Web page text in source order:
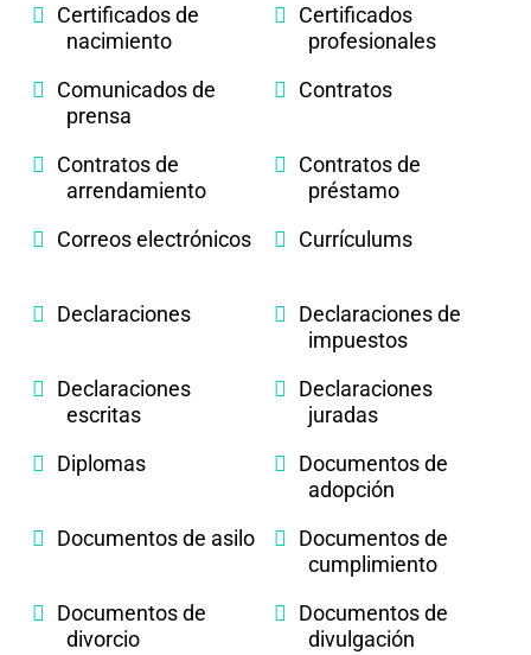
Certificados de
nacimiento
Certificados
profesionales
Comunicados de
prensa
Contratos
Contratos de
arrendamiento
Contratos de
préstamo
Correos electrónicos
Currículums
Declaraciones
Declaraciones de
impuestos
Declaraciones
escritas
Declaraciones
juradas
Diplomas
Documentos de
adopción
Documentos de asilo
Documentos de
cumplimiento
Documentos de
divorcio
Documentos de
divulgación